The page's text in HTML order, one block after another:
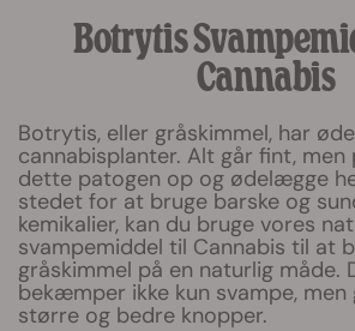
Botrytis
Cannabis
Botrytis, eller gråskimmel, har
cannabisplanter. Alt går fint, men
dette patogen op og ødelægge
stedet for at bruge barske og
kemikalier, kan du bruge vores
svampemiddel til Cannabis til at
gråskimmel på en naturlig måde.
bekæmper ikke kun svampe, men
større og bedre knopper.